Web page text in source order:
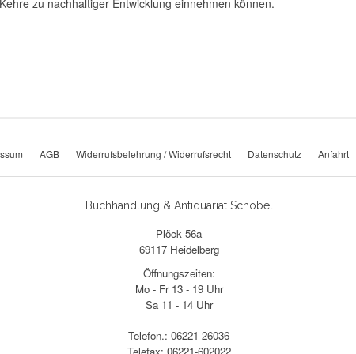
zu nachhaltiger Entwicklung einnehmen können.
AGB Widerrufsbelehrung / Widerrufsrecht Datenschutz Anfahrt
Buchhandlung & Antiquariat Schöbel
Plöck 56a
69117 Heidelberg
Öffnungszeiten:
Mo - Fr 13 - 19 Uhr
Sa 11 - 14 Uhr
Telefon.: 06221-26036